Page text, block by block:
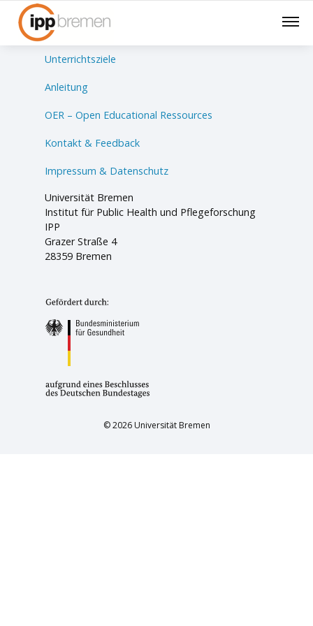
Lernsituationen
Unterrichtsziele
Anleitung
OER – Open Educational Ressources
Kontakt & Feedback
Impressum & Datenschutz
Universität Bremen
Institut für Public Health und Pflegeforschung
IPP
Grazer Straße 4
28359 Bremen
© 2026 Universität Bremen